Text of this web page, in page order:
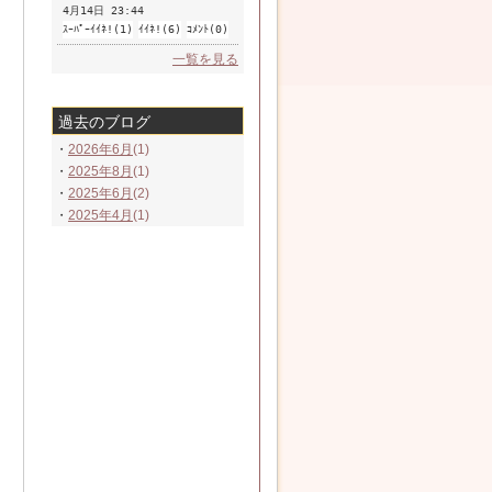
4月14日 23:44
ｽｰﾊﾟｰｲｲﾈ!(1)
ｲｲﾈ!(6) ｺﾒﾝﾄ(0)
一覧を見る
過去のブログ
・ 2026年6月(1)
・ 2025年8月(1)
・ 2025年6月(2)
・ 2025年4月(1)